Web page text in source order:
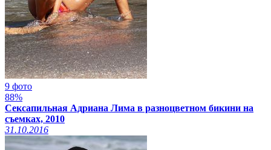
9 фото
88%
Сексапильная Адриана Лима в разноцветном бикини на
съемках, 2010
31.10.2016